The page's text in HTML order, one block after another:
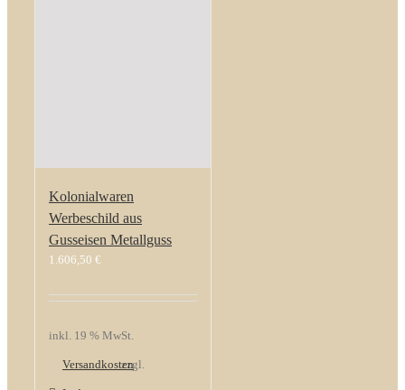
Kolonialwaren
Werbeschild aus
Gusseisen Metallguss
1.606,50 €
inkl. 19 % MwSt.
zzgl.
Versandkosten